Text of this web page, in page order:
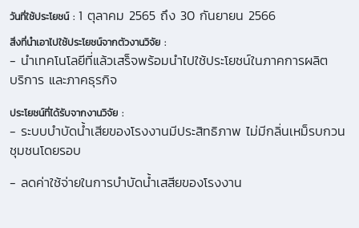
วันที่ใช้ประโยชน์ : 1 ตุลาคม 2565 ถึง 30 กันยายน 2566
สิ่งที่นำเอาไปใช้ประโยชน์จากตัวงานวิจัย :
- นำเทคโนโลยีที่แล้วเสร็จพร้อมนำไปใช้ประโยชน์ในภาคการผลิต
บริการ และภาคธุรกิจ
ประโยชน์ที่ได้รับจากงานวิจัย :
- ระบบบำบัดน้ำเสียของโรงงานมีประสิทธิภาพ ไม่มีกลิ่นเหม็รบกวน
ชุมชนโดยรอบ
- ลดค่าใช้จ่ายในการบำบัดน้ำเสสียของโรงงาน